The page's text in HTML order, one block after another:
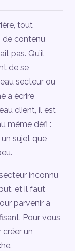
tout
de contenu
pas. Qu’il
de se
secteur ou
à écrire
client, il est
même défi :
sujet que
inconnu
et il faut
parvenir à
Pour vous
créer un